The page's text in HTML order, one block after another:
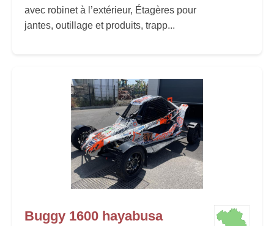
avec robinet à l’extérieur, Étagères pour
jantes, outillage et produits, trapp...
Buggy 1600 hayabusa